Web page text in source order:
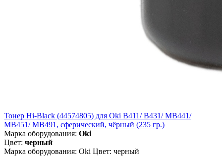
Тонер Hi-Black (44574805) для Oki B411/ B431/ MB441/
MB451/ MB491, сферический, чёрный (235 гр.)
Марка оборудования: Oki
Цвет: черный
Марка оборудования: Oki Цвет: черный